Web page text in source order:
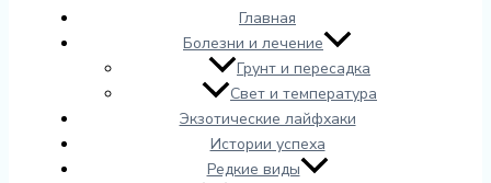
Главная
Болезни и лечение
Грунт и пересадка
Свет и температура
Экзотические лайфхаки
Истории успеха
Редкие виды